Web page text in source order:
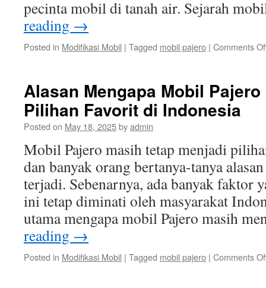
pecinta mobil di tanah air. Sejarah
reading →
Posted in Modifikasi Mobil | Tagged mobil pajero | Comments
Alasan Mengapa Mobil
Pilihan Favorit di Indonesia
Posted on May 18, 2025byadmin
Mobil Pajero masih tetap menjadi
dan banyak orang bertanya-tanya
terjadi. Sebenarnya, ada banyak faktor
ini tetap diminati oleh masyarakat
utama mengapa mobil Pajero masih
reading →
Posted in Modifikasi Mobil | Tagged mobil pajero | Comments